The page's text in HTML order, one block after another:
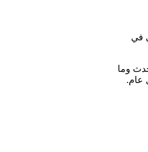
في
وما
عام.